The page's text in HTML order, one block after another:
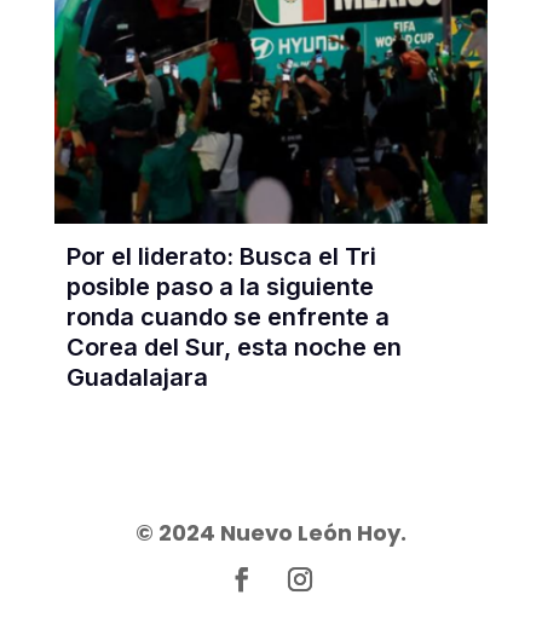
Por el liderato: Busca el Tri
posible paso a la siguiente
ronda cuando se enfrente a
Corea del Sur, esta noche en
Guadalajara
© 2024 Nuevo León Hoy.